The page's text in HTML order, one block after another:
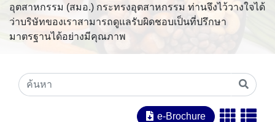
อุตสาหกรรม (สมอ.) กระทรงอุตสาหกรรม ท่านจึงไว้วางใจได้
ว่าบริษัทของเราสามารถดูแลรับผิดชอบเป็นที่ปรึกษา
มาตรฐานได้อย่างมีคุณภาพ
e-Brochure